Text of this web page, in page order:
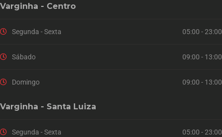
Varginha - Centro
Segunda - Sexta 05:00 - 23:00
Sábado 09:00 - 13:00
Domingo 09:00 - 13:00
Varginha - Santa Luiza
Segunda - Sexta 05:00 - 23:00